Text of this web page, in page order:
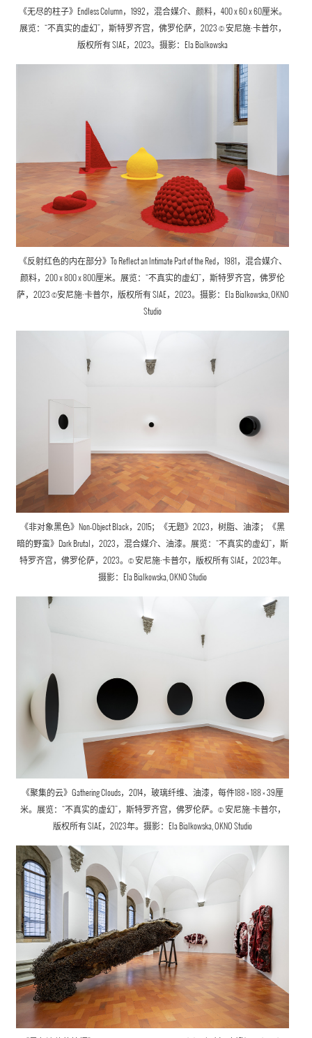
《无尽的柱子》Endless Column，1992，混合媒介、颜料，400 x 60 x 60厘米。
展览：“不真实的虚幻”，斯特罗齐宫，佛罗伦萨，2023 © 安尼施·卡普尔，
版权所有 SIAE，2023。摄影：Ela Bialkowska
《反射红色的内在部分》To Reflect an Intimate Part of the Red，1981，混合媒介、
颜料，200 x 800 x 800厘米。展览：“不真实的虚幻”，斯特罗齐宫，佛罗伦
萨，2023 ©安尼施·卡普尔，版权所有 SIAE，2023。摄影：Ela Bialkowska, OKNO
Studio
《非对象黑色》Non-Object Black，2015；《无题》2023，树脂、油漆；《黑
暗的野蛮》Dark Brutal，2023，混合媒介、油漆。展览：“不真实的虚幻”，斯
特罗齐宫，佛罗伦萨，2023。© 安尼施·卡普尔，版权所有 SIAE，2023年。
摄影：Ela Bialkowska, OKNO Studio
《聚集的云》Gathering Clouds，2014，玻璃纤维、油漆，每件188 × 188 × 39厘
米。展览：“不真实的虚幻”，斯特罗齐宫，佛罗伦萨。© 安尼施·卡普尔，
版权所有 SIAE，2023年。摄影：Ela Bialkowska, OKNO Studio